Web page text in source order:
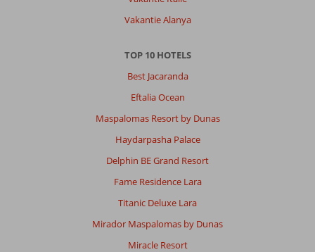
Vakantie Alanya
TOP 10 HOTELS
Best Jacaranda
Eftalia Ocean
Maspalomas Resort by Dunas
Haydarpasha Palace
Delphin BE Grand Resort
Fame Residence Lara
Titanic Deluxe Lara
Mirador Maspalomas by Dunas
Miracle Resort